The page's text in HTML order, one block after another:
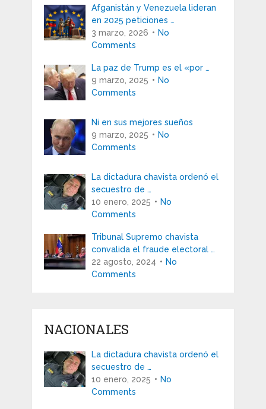
Afganistán y Venezuela lideran
en 2025 peticiones …
3 marzo, 2026
No
Comments
La paz de Trump es el «por …
9 marzo, 2025
No
Comments
Ni en sus mejores sueños
9 marzo, 2025
No
Comments
La dictadura chavista ordenó el
secuestro de …
10 enero, 2025
No
Comments
Tribunal Supremo chavista
convalida el fraude electoral …
22 agosto, 2024
No
Comments
NACIONALES
La dictadura chavista ordenó el
secuestro de …
10 enero, 2025
No
Comments